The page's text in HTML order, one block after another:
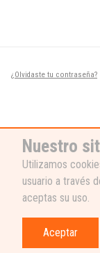
¿Olvidaste tu contraseña?
Nuestro
Utilizamos
usuario a través
aceptas su uso.
Aceptar
¿NECESITAS
Nuestro equipo de